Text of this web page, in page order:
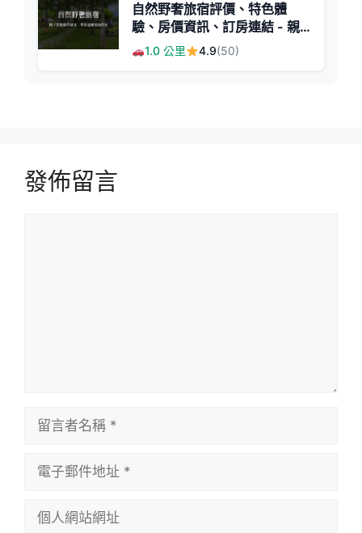
自然野奢旅宿評價、特色體
驗、房價資訊、訂房連結 - 親
子友善與自然放鬆
1.0 公里 4.9(50)
發佈留言